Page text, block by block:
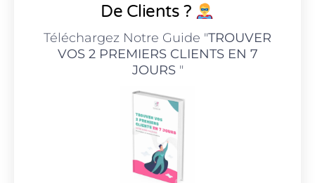
De Clients ?
Téléchargez Notre Guide "TROUVER
VOS 2 PREMIERS CLIENTS EN 7
JOURS"